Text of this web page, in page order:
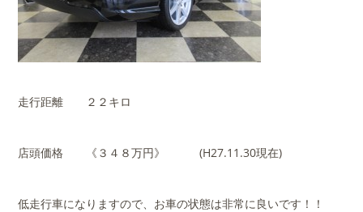
走行距離 ２２キロ
店頭価格 《３４８万円》 (H27.11.30現在)
低走行車になりますので、お車の状態は非常に良いです！！